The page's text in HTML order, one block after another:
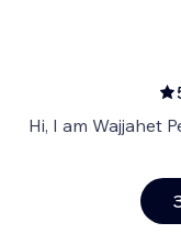
Hi, I am Wajjahet